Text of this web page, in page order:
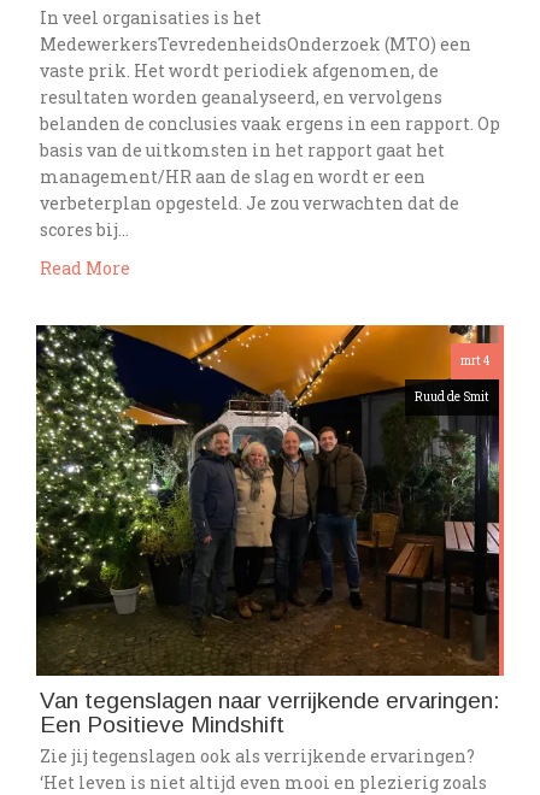
In veel organisaties is het
MedewerkersTevredenheidsOnderzoek (MTO) een
vaste prik. Het wordt periodiek afgenomen, de
resultaten worden geanalyseerd, en vervolgens
belanden de conclusies vaak ergens in een rapport. Op
basis van de uitkomsten in het rapport gaat het
management/HR aan de slag en wordt er een
verbeterplan opgesteld. Je zou verwachten dat de
scores bij…
Read More
mrt 4
Ruud de Smit
Van tegenslagen naar verrijkende ervaringen:
Een Positieve Mindshift
Zie jij tegenslagen ook als verrijkende ervaringen?
‘Het leven is niet altijd even mooi en plezierig zoals